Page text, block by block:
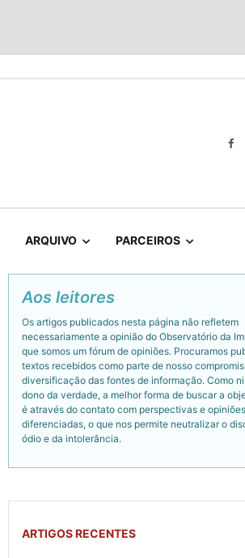
ARQUIVO PARCEIROS
Aos leitores
Os artigos publicados nesta página não refletem
necessariamente a opinião do Observatório da
que somos um fórum de opiniões. Procuramos
textos recebidos como parte de nosso
diversificação das fontes de informação. Como
dono da verdade, a melhor forma de buscar a
é através do contato com perspectivas e opiniões
diferenciadas, o que nos permite neutralizar o
ódio e da intolerância.
ARTIGOS RECENTES